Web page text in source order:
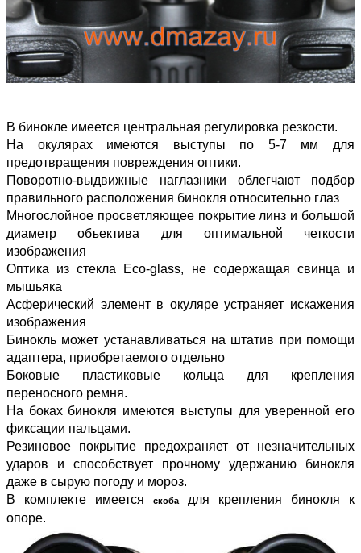
В бинокле имеется центральная регулировка резкости.
На окулярах имеются выступы по 5-7 мм для
предотвращения повреждения оптики.
Поворотно-выдвижные наглазники облегчают подбор
правильного расположения бинокля относительно глаз
Многослойное просветляющее покрытие линз и большой
диаметр объектива для оптимальной четкости
изображения
Оптика из стекла Eco-glass, не содержащая свинца и
мышьяка
Асферический элемент в окуляре устраняет искажения
изображения
Бинокль может устанавливаться на штатив при помощи
адаптера, приобретаемого отдельно
Боковые пластиковые кольца для крепления
переносного ремня.
На боках бинокля имеются выступы для уверенной его
фиксации пальцами.
Резиновое покрытие предохраняет от незначительных
ударов и способствует прочному удержанию бинокля
даже в сырую погоду и мороз.
В комплекте имеется
скобадля крепления бинокля к
опоре.